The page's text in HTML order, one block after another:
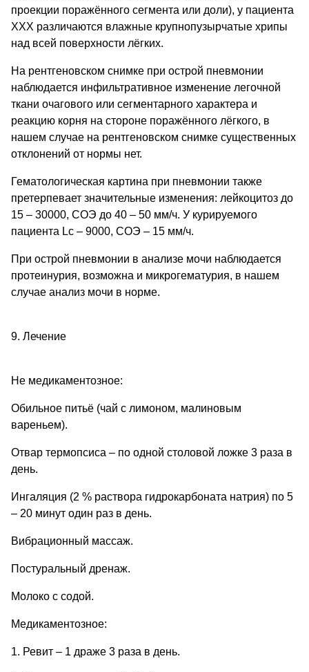
проекции поражённого сегмента или доли), у пациента
ХХХ различаются влажные крупнопузырчатые хрипы
над всей поверхности лёгких.
На рентгеновском снимке при острой пневмонии
наблюдается инфильтративное изменение легочной
ткани очагового или сегментарного характера и
реакцию корня на стороне поражённого лёгкого, в
нашем случае на рентгеновском снимке существенных
отклонений от нормы нет.
Гематологическая картина при пневмонии также
претерпевает значительные изменения: лейкоцитоз до
15 – 30000, СОЭ до 40 – 50 мм/ч. У курируемого
пациента Lc – 9000, СОЭ – 15 мм/ч.
При острой пневмонии в анализе мочи наблюдается
протеинурия, возможна и микрогематурия, в нашем
случае анализ мочи в норме.
9. Лечение
Не медикаментозное:
Обильное питьё (чай с лимоном, малиновым
вареньем).
Отвар термопсиса – по одной столовой ложке 3 раза в
день.
Ингаляция (2 % раствора гидрокарбоната натрия) по 5
– 20 минут один раз в день.
Вибрационный массаж.
Постуральный дренаж.
Молоко с содой.
Медикаментозное:
1. Ревит – 1 драже 3 раза в день.